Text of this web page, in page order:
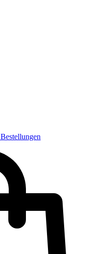
Bestellungen